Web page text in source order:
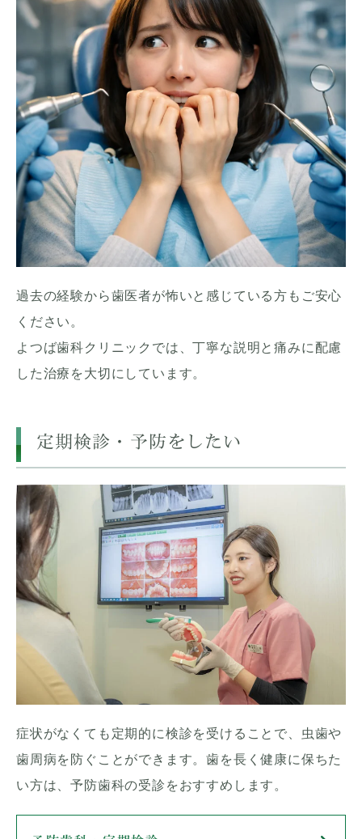
過去の経験から歯医者が怖いと感じている方もご安心
ください。
よつば歯科クリニックでは、丁寧な説明と痛みに配慮
した治療を大切にしています。
定期検診・予防をしたい
症状がなくても定期的に検診を受けることで、虫歯や
歯周病を防ぐことができます。歯を長く健康に保ちた
い方は、予防歯科の受診をおすすめします。